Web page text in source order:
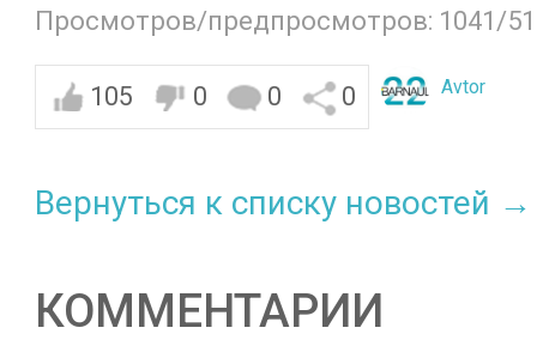
Просмотров/предпросмотров: 1041/
105 0 0 0 Avtor
Вернуться к списку новостей →
КОММЕНТАРИИ